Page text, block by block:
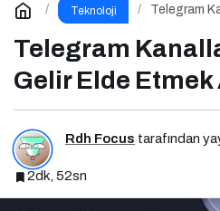
Teknoloji
Telegram
Telegram
Gelir Elde Etmek
Rdh Focus tarafından
2dk, 52sn